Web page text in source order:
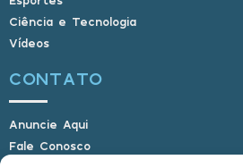
Ciência e Tecnologia
Vídeos
CONTATO
Anuncie Aqui
Fale Conosco